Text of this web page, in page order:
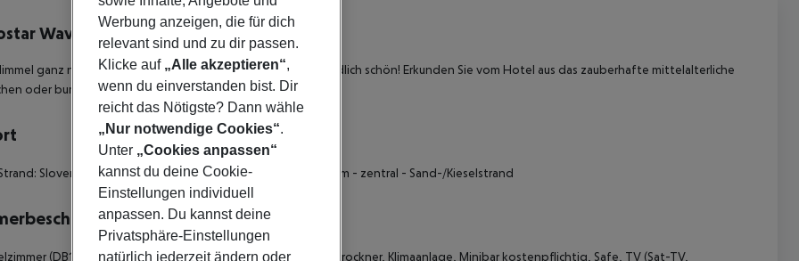
Waves Slavija
5
ganz nah auf der Dachterrasse mit Infinity-Pool – unendlich schön! Erkunden Sie vom Hotel aus das zauberhafte mittelalterliche
oder bummeln Sie hinunter zum Strand Slovenska.
Slovenska Beach, ca. 250 m - zur Altstadt: Budva, ca. 2 km - zentral - Sand-/Kieselstrand
(DB1), Doppelzimmer (DB2) - 31-35 qm, Dusche, Haartrockner, Klimaanlage, Minibar kostenpflichtig, Safe, TV (Sat-TV,
Werbung anzeigen, die für dich
relevant sind und zu dir passen.
Klicke auf „Alle akzeptieren“,
wenn du einverstanden bist. Dir
reicht das Nötigste? Dann wähle
„Nur notwendige Cookies“.
Unter „Cookies anpassen“
kannst du deine Cookie-
Einstellungen individuell
anpassen. Du kannst deine
Privatsphäre-Einstellungen
natürlich jederzeit ändern oder